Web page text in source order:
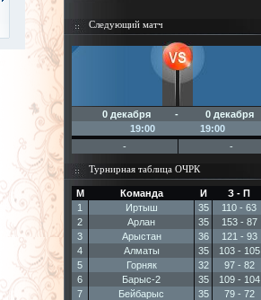
Следующий матч
0 декабря - 0 декабря
19:00
19:00
-
-
Турнирная таблица ОЧРК
М Команда И З - П
1
Иртыш 35 110 - 63
2
Арлан 35 153 - 87
3
Арыстан 36 121 - 93
4
Алматы 35 103 - 105
5
Горняк 32 97 - 82
6
Барыс-2 35 109 - 104
7
Бейбарыс 35 79 - 72